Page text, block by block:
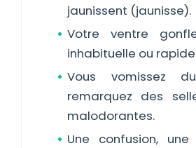
jaunissent (jaunisse).
Votre ventre
inhabituelle ou
Vous vomissez
remarquez des
malodorantes.
Une confusion, une